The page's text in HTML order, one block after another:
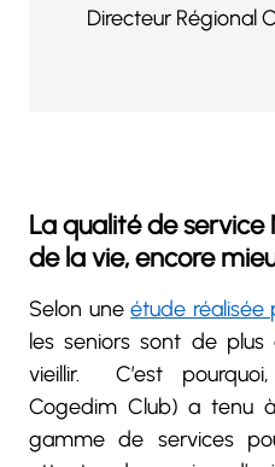
Directeur Régional
La qualité de
de la vie, encore
Selon uneétude réalisée
les seniors sont de
vieillir. C’est
Cogedim Club) a tenu
gamme de services